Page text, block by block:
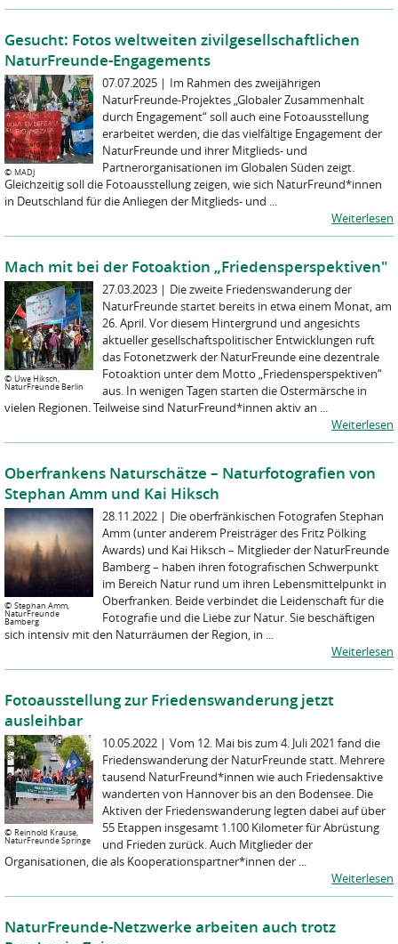
Gesucht: Fotos weltweiten zivilgesellschaftlichen
NaturFreunde-Engagements
© MADJ
07.07.2025 | Im Rahmen des zweijährigen
NaturFreunde-Projektes „Globaler Zusammenhalt
durch Engagement“ soll auch eine Fotoausstellung
erarbeitet werden, die das vielfältige Engagement der
NaturFreunde und ihrer Mitglieds- und
Partnerorganisationen im Globalen Süden zeigt.
Gleichzeitig soll die Fotoausstellung zeigen, wie sich NaturFreund*innen
in Deutschland für die Anliegen der Mitglieds- und ...
Weiterlesen
Mach mit bei der Fotoaktion „Friedensperspektiven"
© Uwe Hiksch,
NaturFreunde Berlin
27.03.2023 | Die zweite Friedenswanderung der
NaturFreunde startet bereits in etwa einem Monat, am
26. April. Vor diesem Hintergrund und angesichts
aktueller gesellschaftspolitischer Entwicklungen ruft
das Fotonetzwerk der NaturFreunde eine dezentrale
Fotoaktion unter dem Motto „Friedensperspektiven“
aus. In wenigen Tagen starten die Ostermärsche in
vielen Regionen. Teilweise sind NaturFreund*innen aktiv an ...
Weiterlesen
Oberfrankens Naturschätze – Naturfotografien von
Stephan Amm und Kai Hiksch
© Stephan Amm,
NaturFreunde
Bamberg
28.11.2022 | Die oberfränkischen Fotografen Stephan
Amm (unter anderem Preisträger des Fritz Pölking
Awards) und Kai Hiksch – Mitglieder der NaturFreunde
Bamberg – haben ihren fotografischen Schwerpunkt
im Bereich Natur rund um ihren Lebensmittelpunkt in
Oberfranken. Beide verbindet die Leidenschaft für die
Fotografie und die Liebe zur Natur. Sie beschäftigen
sich intensiv mit den Naturräumen der Region, in ...
Weiterlesen
Fotoausstellung zur Friedenswanderung jetzt
ausleihbar
© Reinhold Krause,
NaturFreunde Springe
10.05.2022 | Vom 12. Mai bis zum 4. Juli 2021 fand die
Friedenswanderung der NaturFreunde statt. Mehrere
tausend NaturFreund*innen wie auch Friedensaktive
wanderten von Hannover bis an den Bodensee. Die
Aktiven der Friedenswanderung legten dabei auf über
55 Etappen insgesamt 1.100 Kilometer für Abrüstung
und Frieden zurück. Auch Mitglieder der
Organisationen, die als Kooperationspartner*innen der ...
Weiterlesen
NaturFreunde-Netzwerke arbeiten auch trotz